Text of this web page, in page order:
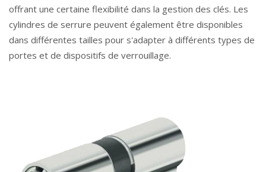
offrant une certaine flexibilité dans la gestion des clés. Les
cylindres de serrure peuvent également être disponibles
dans différentes tailles pour s'adapter à différents types de
portes et de dispositifs de verrouillage.